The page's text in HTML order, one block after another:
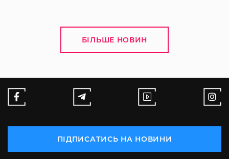
БІЛЬШЕ НОВИН
ПІДПИСАТИСЬ НА НОВИНИ